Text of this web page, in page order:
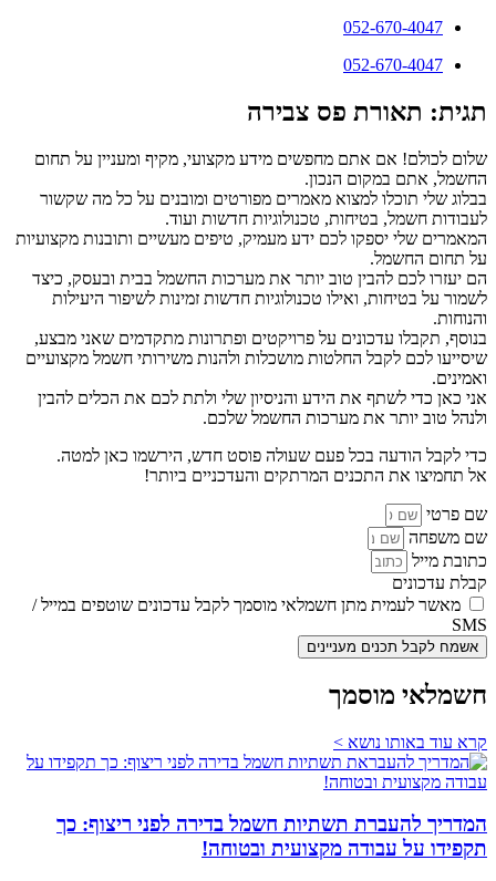
052-670-4047
052-670-4047
תגית: תאורת פס צבירה
שלום לכולם! אם אתם מחפשים מידע מקצועי, מקיף ומעניין על תחום
החשמל, אתם במקום הנכון.
בבלוג שלי תוכלו למצוא מאמרים מפורטים ומובנים על כל מה שקשור
לעבודות חשמל, בטיחות, טכנולוגיות חדשות ועוד.
המאמרים שלי יספקו לכם ידע מעמיק, טיפים מעשיים ותובנות מקצועיות
על תחום החשמל.
הם יעזרו לכם להבין טוב יותר את מערכות החשמל בבית ובעסק, כיצד
לשמור על בטיחות, ואילו טכנולוגיות חדשות זמינות לשיפור היעילות
והנוחות.
בנוסף, תקבלו עדכונים על פרויקטים ופתרונות מתקדמים שאני מבצע,
שיסייעו לכם לקבל החלטות מושכלות ולהנות משירותי חשמל מקצועיים
ואמינים.
אני כאן כדי לשתף את הידע והניסיון שלי ולתת לכם את הכלים להבין
ולנהל טוב יותר את מערכות החשמל שלכם.
כדי לקבל הודעה בכל פעם שעולה פוסט חדש, הירשמו כאן למטה.
אל תחמיצו את התכנים המרתקים והעדכניים ביותר!
שם פרטי
שם משפחה
כתובת מייל
קבלת עדכונים
מאשר לעמית מתן חשמלאי מוסמך לקבל עדכונים שוטפים במייל /
SMS
אשמח לקבל תכנים מעניינים
חשמלאי מוסמך
קרא עוד באותו נושא >
המדריך להעברת תשתיות חשמל בדירה לפני ריצוף: כך
תקפידו על עבודה מקצועית ובטוחה!